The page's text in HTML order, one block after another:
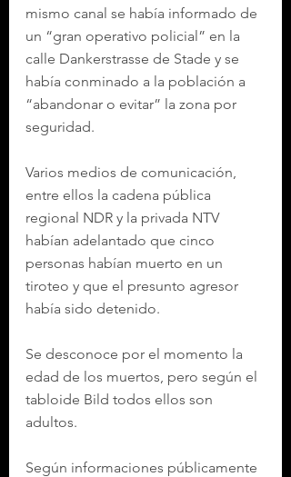
mismo canal se había informado de
un “gran operativo policial” en la
calle Dankerstrasse de Stade y se
había conminado a la población a
“abandonar o evitar” la zona por
seguridad.
Varios medios de comunicación,
entre ellos la cadena pública
regional NDR y la privada NTV
habían adelantado que cinco
personas habían muerto en un
tiroteo y que el presunto agresor
había sido detenido.
Se desconoce por el momento la
edad de los muertos, pero según el
tabloide Bild todos ellos son
adultos.
Según informaciones públicamente